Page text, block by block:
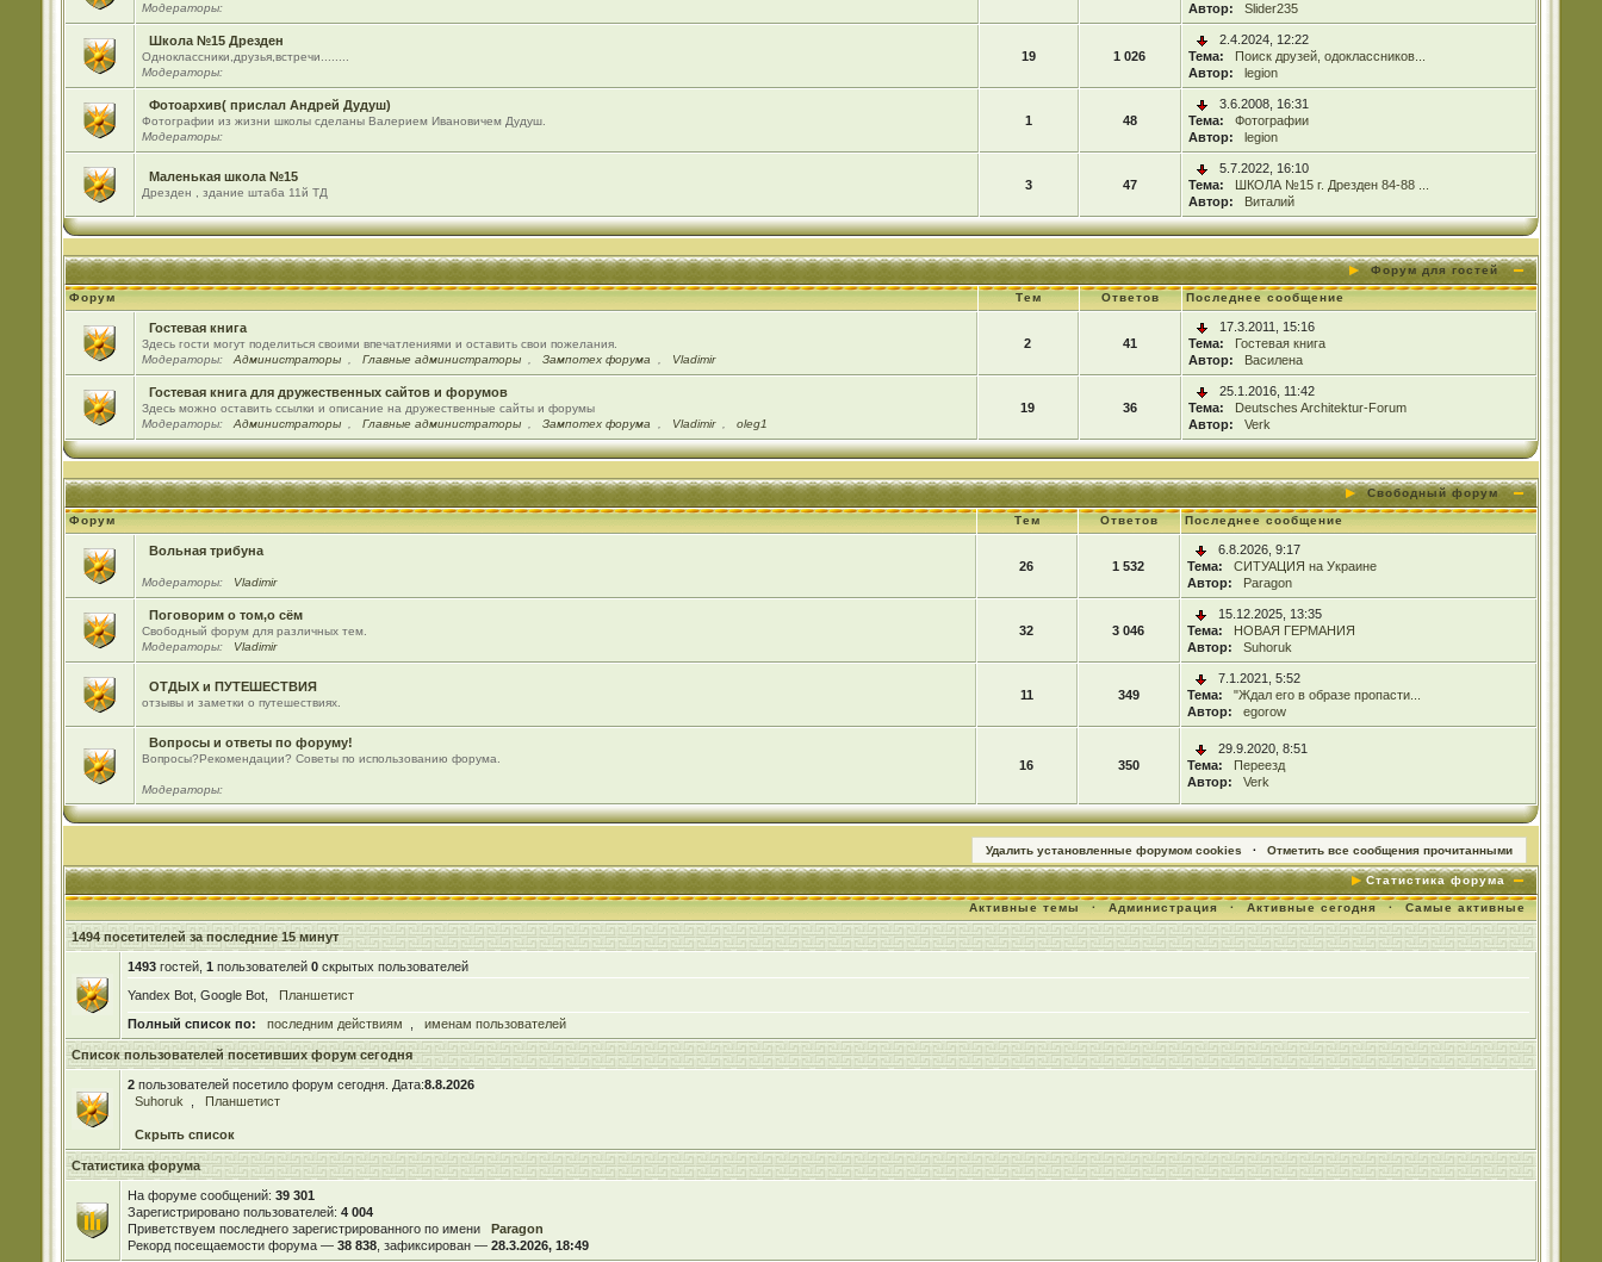
Модераторы:
Автор:
Slider235
Школа №15 Дрезден
Одноклассники,друзья,встречи........
Модераторы:
19 1 026
2.4.2024, 12:22
Тема:
Поиск друзей, одоклассников...
Автор:
legion
Фотоархив( прислал Андрей Дудуш)
Фотографии из жизни школы сделаны Валерием Ивановичем Дудуш.
Модераторы:
1 48
3.6.2008, 16:31
Тема:
Фотографии
Автор:
legion
Маленькая школа №15
Дрезден , здание штаба 11й ТД
3 47
5.7.2022, 16:10
Тема:
ШКОЛА №15 г. Дрезден 84-88 ...
Автор:
Виталий
Форум для гостей
Форум Тем Ответов Последнее сообщение
Гостевая книга
Здесь гости могут поделиться своими впечатлениями и оставить свои пожелания.
Модераторы:
Администраторы Главные администраторы Зампотех форума Vladimir
2 41
17.3.2011, 15:16
Тема:
Гостевая книга
Автор:
Василена
Гостевая книга для дружественных сайтов и форумов
Здесь можно оставить ссылки и описание на дружественные сайты и форумы
Модераторы:
Администраторы Главные администраторы Зампотех форума Vladimir oleg1
19 36
25.1.2016, 11:42
Тема:
Deutsches Architektur-Forum
Автор:
Verk
Свободный форум
Форум Тем Ответов Последнее сообщение
Вольная трибуна
Модераторы: Vladimir
26 1 532
6.8.2026, 9:17
Тема:
СИТУАЦИЯ на Украине
Автор:
Paragon
Поговорим о том,о сём
Свободный форум для различных тем.
Модераторы:
Vladimir
32 3 046
15.12.2025, 13:35
Тема:
НОВАЯ ГЕРМАНИЯ
Автор:
Suhoruk
ОТДЫХ и ПУТЕШЕСТВИЯ
отзывы и заметки о путешествиях.
11 349
7.1.2021, 5:52
Тема:
"Ждал его в образе пропасти...
Автор:
egorow
Вопросы и ответы по форуму!
Вопросы?Рекомендации? Советы по использованию форума.
Модераторы:
16 350
29.9.2020, 8:51
Тема:
Переезд
Автор:
Verk
Удалить установленные форумом cookies · Отметить все сообщения прочитанными
Статистика форума
Активные темы · Администрация · Активные сегодня · Самые активные
1494 посетителей за последние 15 минут
1493гостей, 1 пользователей 0скрытых пользователей
Yandex Bot, Google Bot,
Планшетист
Полный список по:
последним действиям именам пользователей
Список пользователей посетивших форум сегодня
2пользователей посетило форум сегодня. Дата:8.8.2026
Suhoruk
Планшетист
Скрыть список
Статистика форума
На форуме сообщений: 39 301
Зарегистрировано пользователей: 4 004
Приветствуем последнего зарегистрированного по имени
Paragon
Рекорд посещаемости форума — 38 838, зафиксирован — 28.3.2026, 18:49